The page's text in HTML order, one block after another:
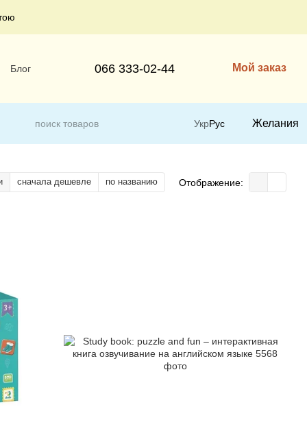
Блог 066 333-02-44 Мой заказ
УкрРус Желания
сначала дешевле по названию Отображение: